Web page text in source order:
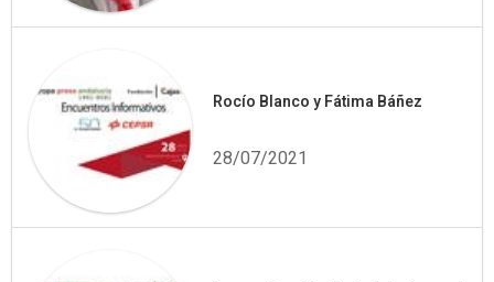
Rocío Blanco y Fátima Báñez
28/07/2021